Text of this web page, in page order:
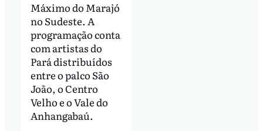
Máximo do Marajó
no Sudeste. A
programação conta
com artistas do
Pará distribuídos
entre o palco São
João, o Centro
Velho e o Vale do
Anhangabaú.